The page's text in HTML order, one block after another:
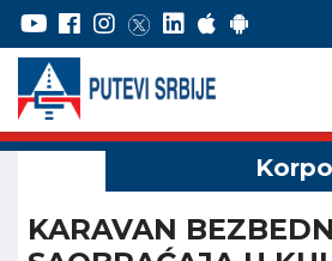
KARAVAN